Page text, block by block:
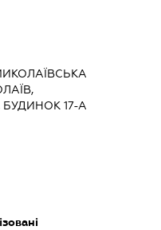
БУДИНОК 17-А